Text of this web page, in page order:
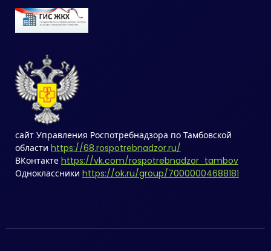
сайт Управления Роспотребнадзора по Тамбовской
области https://68.rospotrebnadzor.ru/
ВКонтакте https://vk.com/rospotrebnadzor_tambov
Одноклассники https://ok.ru/group/70000004688181